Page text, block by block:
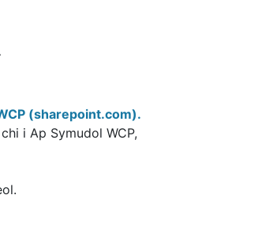
(sharepoint.com).
i Ap Symudol WCP,